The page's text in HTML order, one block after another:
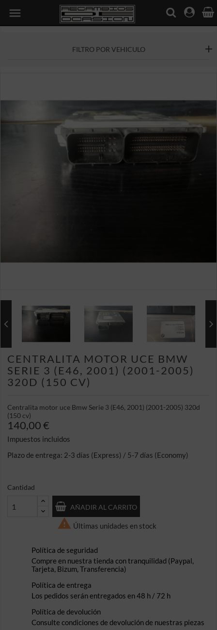

FILTRO POR VEHICULO
CENTRALITA MOTOR UCE BMW
SERIE 3 (E46, 2001) (2001-2005)
320D (150 CV)
Centralita motor uce Bmw Serie 3 (E46, 2001) (2001-2005) 320d
(150 cv)
140,00 €
Impuestos incluidos
Plazo de entrega: 2-3 días (Express) / 5-7 días (Economy)
Cantidad
AÑADIR AL CARRITO
 Últimas unidades en stock
Política de seguridad
Compre en nuestra tienda con tranquilidad (Paypal,
Tarjeta, Bizum, Transferencia)
Política de entrega
Los pedidos serán entregados en 48 h / 72 h
Política de devolución
Consulte condiciones de devolución de nuestras piezas